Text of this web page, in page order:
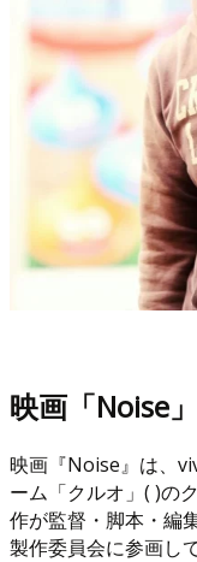
映画「Noise
映画『Noise』は、
ーム「クルオ」( )の
作が監督・脚本・編
製作委員会に参画し